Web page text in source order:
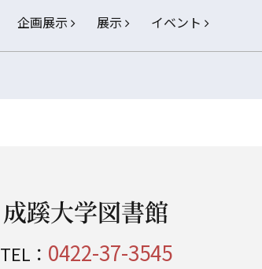
企画展示 展示 イベント
成蹊大学図書館
TEL： 0422-37-3545